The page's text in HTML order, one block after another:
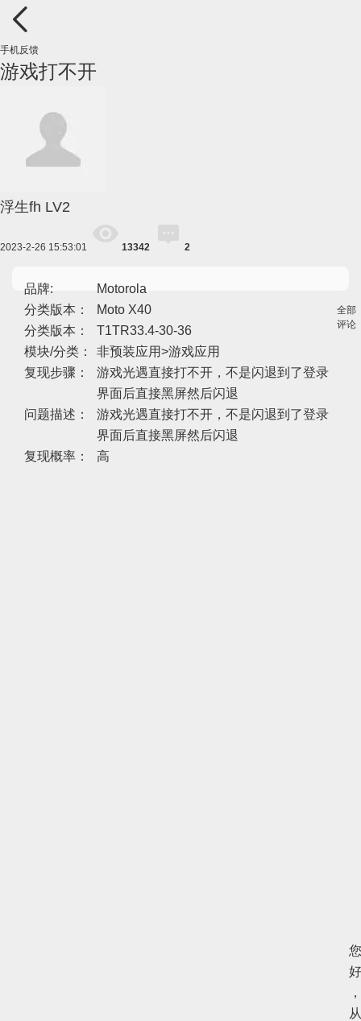
手机反馈
游戏打不开
浮生fh LV2
2023-2-26 15:53:01 13342 2
品牌:
Motorola
分类版本：
Moto X40
分类版本：
T1TR33.4-30-36
模块/分类：
非预装应用>游戏应用
复现步骤：
游戏光遇直接打不开，不是闪退到了登录
界面后直接黑屏然后闪退
问题描述：
游戏光遇直接打不开，不是闪退到了登录
界面后直接黑屏然后闪退
复现概率：
高
全部
评论
您
好
，
从